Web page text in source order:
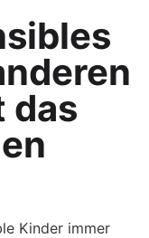
das
Kinder immer